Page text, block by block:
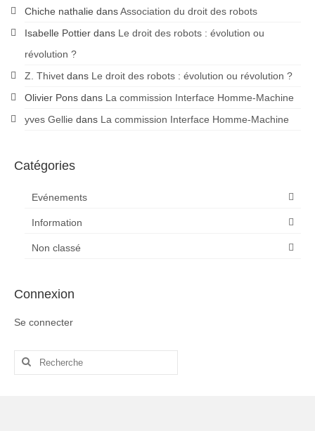
Chiche nathalie dansAssociation du droit des robots
Isabelle Pottier dans Le droit des robots : évolution ou
révolution ?
Z. Thivet dans Le droit des robots : évolution ou révolution ?
Olivier Pons dans La commission Interface Homme-Machine
yves Gellie dans La commission Interface Homme-Machine
Catégories
Evénements
Information
Non classé
Connexion
Se connecter
Rechercher